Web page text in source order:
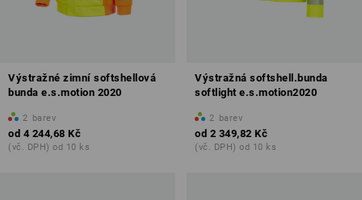
Výstražné zimní softshellová
bunda e.s.motion 2020
2 barev
od 4 244,68 Kč
(vč. DPH) od 10 ks
Výstražná softshell.bunda
softlight e.s.motion2020
2 barev
od 2 349,82 Kč
(vč. DPH) od 10 ks